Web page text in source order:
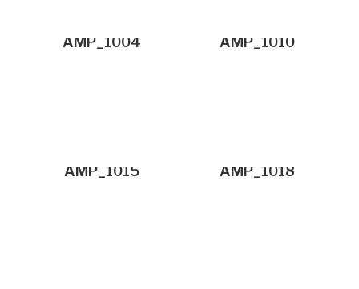
AMP_1004 AMP_1010
AMP_1015 AMP_1018